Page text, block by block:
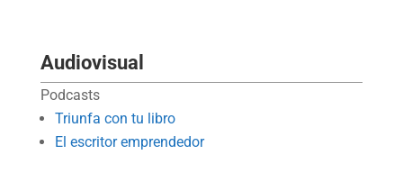
Audiovisual
Podcasts
Triunfa con tu libro
El escritor emprendedor